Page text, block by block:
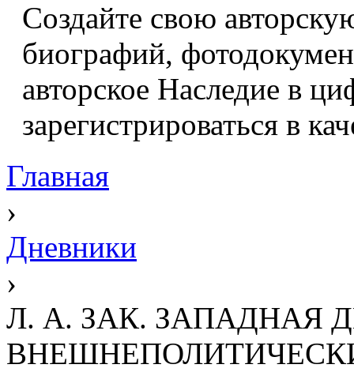
Создайте свою
биографий,
авторское Наследие в
зарегистрироваться в
Главная
›
Дневники
›
Л. А. ЗАК. ЗАПАДНАЯ